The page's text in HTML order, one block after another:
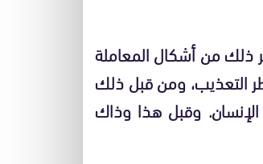
ذلك من أشكال المعاملة
التعذيب، ومن قبل ذلك
وقبل هذا وذاك